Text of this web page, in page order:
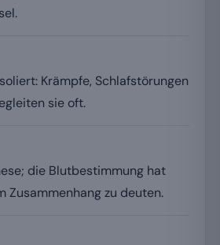
Krämpfe, Schlafstörungen
sie oft.
die Blutbestimmung hat
Zusammenhang zu deuten.